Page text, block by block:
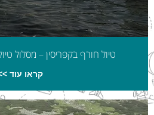
טיול חורף בקפריסין – מסלול
קראו עוד